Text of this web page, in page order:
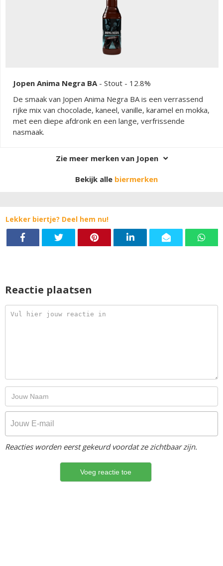
Jopen Anima Negra BA - Stout - 12.8%
De smaak van Jopen Anima Negra BA is een verrassend
rijke mix van chocolade, kaneel, vanille, karamel en mokka,
met een diepe afdronk en een lange, verfrissende
nasmaak.
Zie meer merken van Jopen
Bekijk alle biermerken
Lekker biertje? Deel hem nu!
Reactie plaatsen
Reacties worden eerst gekeurd voordat ze zichtbaar zijn.